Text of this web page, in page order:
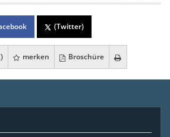
(Twitter)
) merken Broschüre